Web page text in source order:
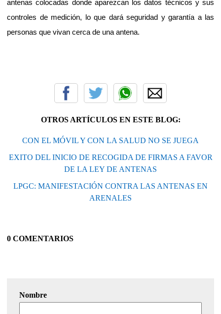
antenas colocadas donde aparezcan los datos técnicos y sus
controles de medición, lo que dará seguridad y garantía a las
personas que vivan cerca de una antena.
OTROS ARTÍCULOS EN ESTE BLOG:
CON EL MÓVIL Y CON LA SALUD NO SE JUEGA
EXITO DEL INICIO DE RECOGIDA DE FIRMAS A FAVOR
DE LA LEY DE ANTENAS
LPGC: MANIFESTACIÓN CONTRA LAS ANTENAS EN
ARENALES
0 COMENTARIOS
Nombre